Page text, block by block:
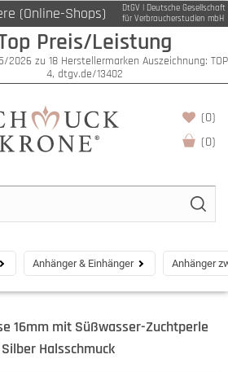
(Online-Shops)
DtGV | Deutsche Gesellschaft
für Verbraucherstudien mbH
Preis/Leistung
2026 zu 18 Herstellermarken Auszeichnung: TOP
4, dtgv.de/13402
(0)
(0)
Anhänger & Einhänger Anhänger
16mm mit Süßwasser-Zuchtperle
Halsschmuck